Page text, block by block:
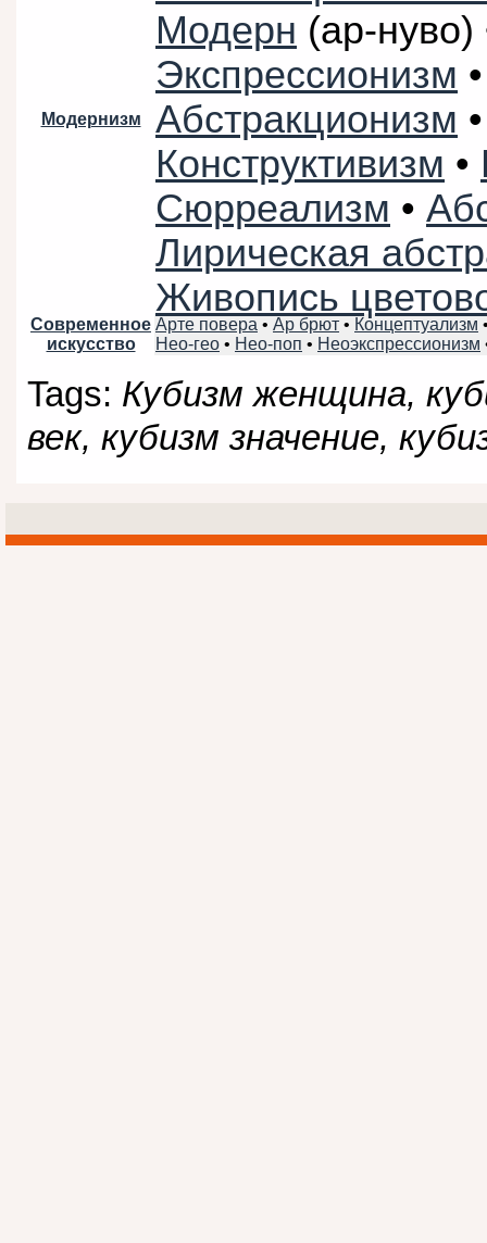
Модернизм
Модерн (ар-нуво)
Экспрессионизм •
Абстракционизм •
Конструктивизм •
Сюрреализм •
Лирическая
Живопись
Современное
искусство
Арте повера • Ар брют • Концептуализм
Нео-гео • Нео-поп • Неоэкспрессионизм
Tags: Кубизм женщина,
век, кубизм значение,